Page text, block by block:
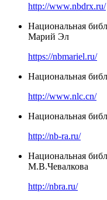
http://www.nbdrx.ru/
Национальная
Марий Эл
https://nbmariel.ru/
Национальная
http://www.nlc.cn/
Национальная
http://nb-ra.ru/
Национальная
М.В.Чевалкова
http://nbra.ru/